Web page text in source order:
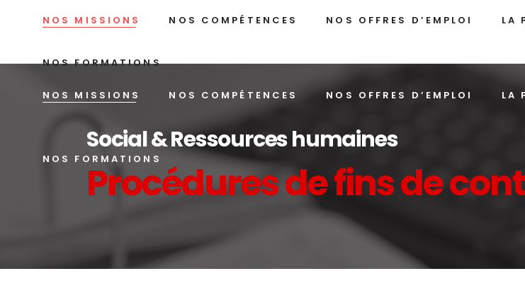
NOS MISSIONS NOS COMPÉTENCES NOS OFFRES D’EMPLOI LA
NOS FORMATIONS
NOS MISSIONS NOS COMPÉTENCES NOS OFFRES D’EMPLOI LA
NOS FORMATIONS
Social & Ressources humaines
Procédures de fins de